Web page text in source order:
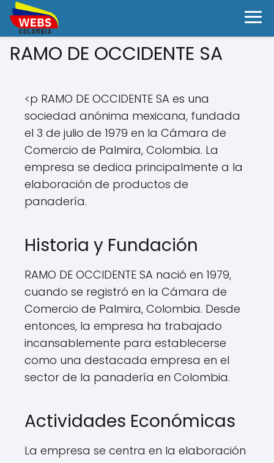
RAMO DE OCCIDENTE SA
<p RAMO DE OCCIDENTE SA es una
sociedad anónima mexicana, fundada
el 3 de julio de 1979 en la Cámara de
Comercio de Palmira, Colombia. La
empresa se dedica principalmente a la
elaboración de productos de
panadería.
Historia y Fundación
RAMO DE OCCIDENTE SA nació en 1979,
cuando se registró en la Cámara de
Comercio de Palmira, Colombia. Desde
entonces, la empresa ha trabajado
incansablemente para establecerse
como una destacada empresa en el
sector de la panadería en Colombia.
Actividades Económicas
La empresa se centra en la elaboración